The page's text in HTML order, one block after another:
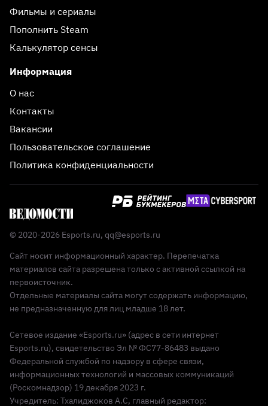
Фильмы и сериалы
Пополнить Steam
Калькулятор сенсы
Информация
О нас
Контакты
Вакансии
Пользовательское соглашение
Политика конфиденциальности
© 2020-2026 Esports.ru, qq@esports.ru
Сайт носит информационный характер. Перепечатка
материалов сайта разрешена только с активной ссылкой на
первоисточник.
Отдельные материалы сайта могут содержать информацию,
не предназначенную для лиц младше 18 лет.
Сетевое издание «Esports.ru» (адрес в сети интернет
Esports.ru), свидетельство Эл № ФС77-86483 выдано
Федеральной службой по надзору в сфере связи,
информационных технологий и массовых коммуникаций
(Роскомнадзор) 19 декабря 2023 г.
Учредитель: Тхалиджоков А.С, главный редактор: